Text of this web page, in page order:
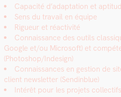
Capac­ité d’adaptation et
Sens du tra­vail en équipe
Rigueur et réac­tiv­ité
Con­nais­sance des out­ils
Google et/ou Microsoft) et
(Photoshop/Indesign)
Con­nais­sances en ges­tion de
client newslet­ter (Send­in­blue)
Intérêt pour les pro­jets